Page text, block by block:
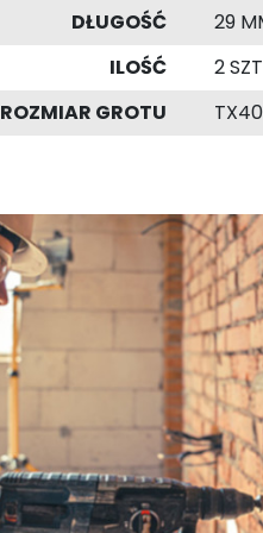
DŁUGOŚĆ
29
ILOŚĆ
2
ROZMIAR GROTU
TX40